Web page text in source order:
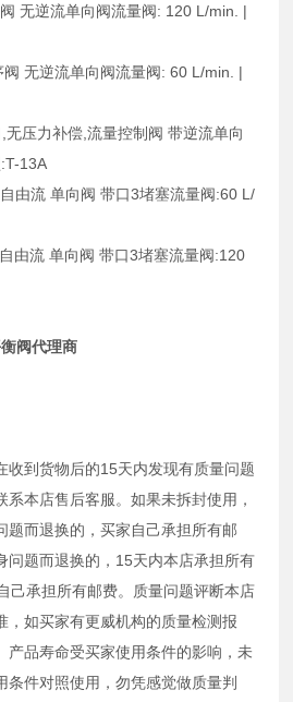
无逆流单向阀流量阀: 120 L/min. |
阀 无逆流单向阀流量阀: 60 L/min. |
压力补偿,流量控制阀 带逆流单向
13A
由流 单向阀 带口3堵塞流量阀:60 L/
由流 单向阀 带口3堵塞流量阀:120
阀代理商
收到货物后的15天内发现有质量问题
本店售后客服。如果未拆封使用，
题而退换的，买家自己承担所有邮
问题而退换的，15天内本店承担所有
己承担所有邮费。质量问题评断本店
，如买家有更威机构的质量检测报
产品寿命受买家使用条件的影响，未
条件对照使用，勿凭感觉做质量判